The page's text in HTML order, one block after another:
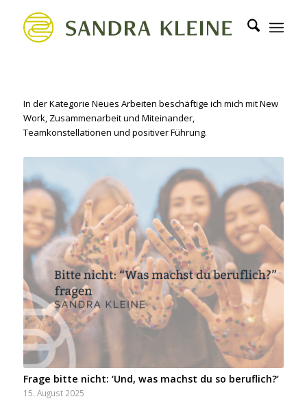
In der Kategorie Neues Arbeiten beschäftige ich mich mit New
Work, Zusammenarbeit und Miteinander,
Teamkonstellationen und positiver Führung.
Frage bitte nicht: ‘Und, was machst du so beruflich?’
15. August 2025